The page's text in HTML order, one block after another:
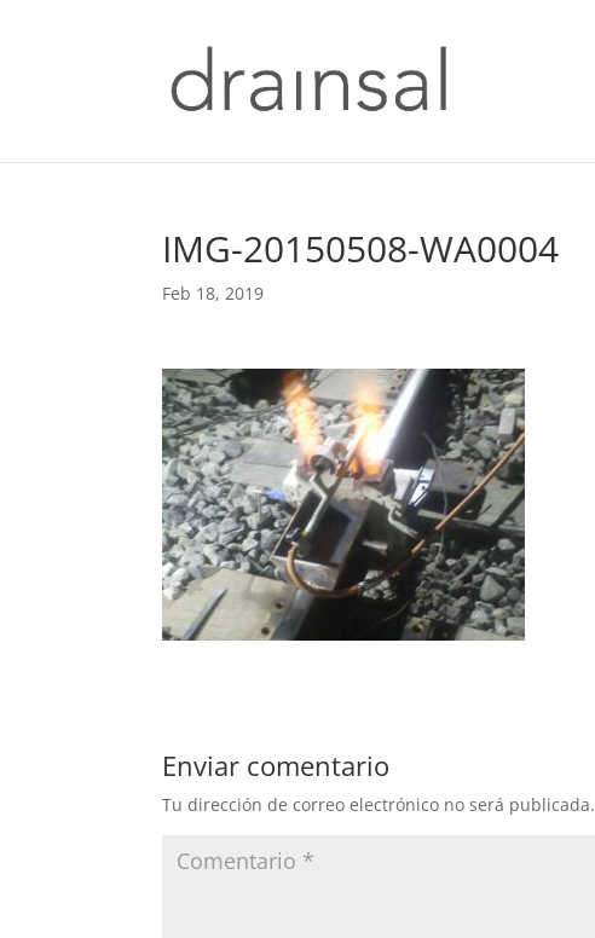
IMG-20150508-WA0004
Feb 18, 2019
Enviar comentario
Tu dirección de correo electrónico no será publicada.